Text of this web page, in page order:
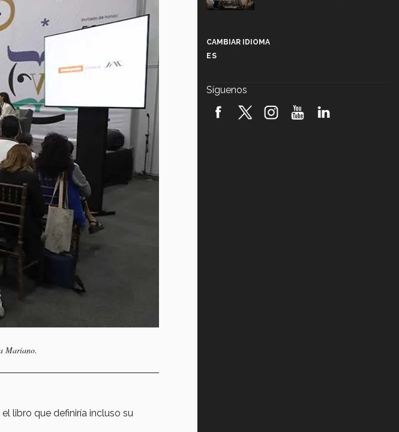
Mariano.
libro que definiría incluso su
robótica FIRST 2026! (video)
CAMBIAR IDIOMA
ES
Síguenos